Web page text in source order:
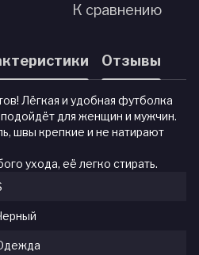
К сравнению
Отзывы
Лёгкая и удобная футболка
для женщин и мужчин.
швы крепкие и не натирают
ухода, её легко стирать.